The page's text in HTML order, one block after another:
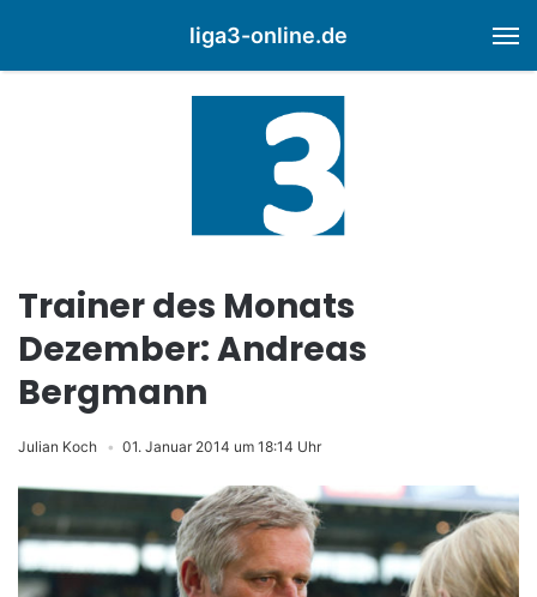
liga3-online.de
Trainer des Monats
Dezember: Andreas
Bergmann
Julian Koch 01. Januar 2014 um 18:14 Uhr